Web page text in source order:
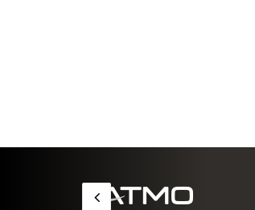
Chemia warsztatowa CX80
Chemia warsztatowa